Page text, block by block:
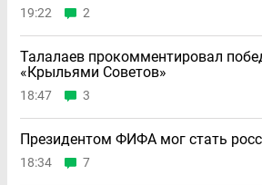
19:22 2
Талалаев прокомментировал
«Крыльями Советов»
18:47 3
Президентом ФИФА мог стать
18:34 7